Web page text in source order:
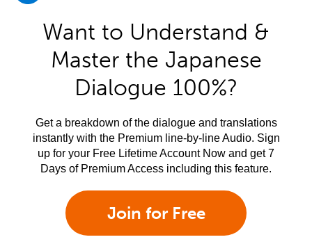
Want to Understand &
Master the Japanese
Dialogue 100%?
Get a breakdown of the dialogue and translations
instantly with the Premium line-by-line Audio. Sign
up for your Free Lifetime Account Now and get 7
Days of Premium Access including this feature.
Join for Free